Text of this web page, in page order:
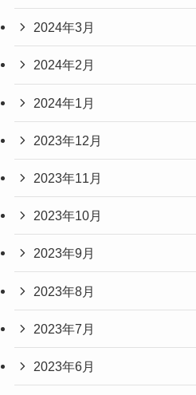
2024年3月
2024年2月
2024年1月
2023年12月
2023年11月
2023年10月
2023年9月
2023年8月
2023年7月
2023年6月